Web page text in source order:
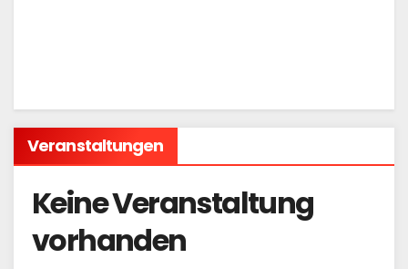
Veranstaltungen
Keine Veranstaltung
vorhanden